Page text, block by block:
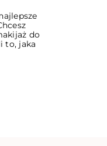
do
to, jaka